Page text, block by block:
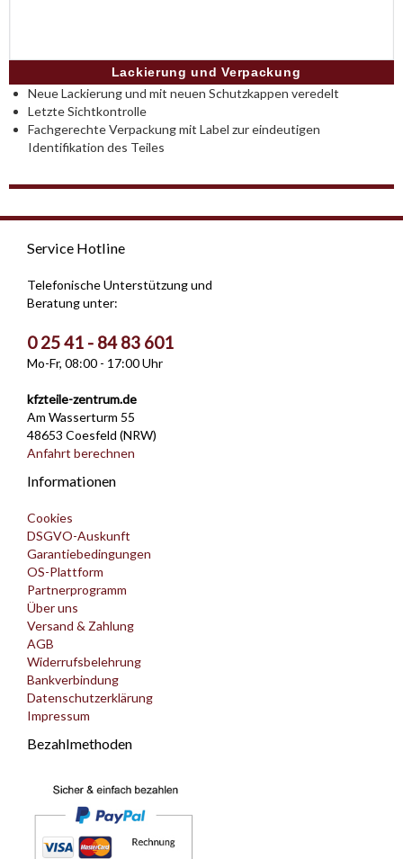
Lackierung und Verpackung
Neue Lackierung und mit neuen Schutzkappen veredelt
Letzte Sichtkontrolle
Fachgerechte Verpackung mit Label zur eindeutigen
Identifikation des Teiles
Service Hotline
Telefonische Unterstützung und
Beratung unter:
0 25 41 - 84 83 601
Mo-Fr, 08:00 - 17:00 Uhr
kfzteile-zentrum.de
Am Wasserturm 55
48653 Coesfeld (NRW)
Anfahrt berechnen
Informationen
Cookies
DSGVO-Auskunft
Garantiebedingungen
OS-Plattform
Partnerprogramm
Über uns
Versand & Zahlung
AGB
Widerrufsbelehrung
Bankverbindung
Datenschutzerklärung
Impressum
Bezahlmethoden